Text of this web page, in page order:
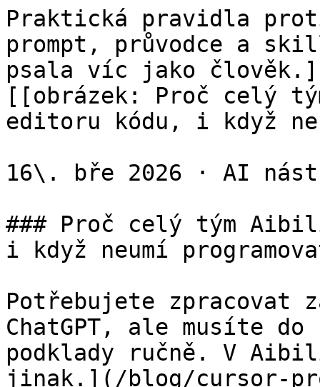
Praktická pravidla
prompt, průvodce a
psala víc jako
[[obrázek: Proč celý
editoru kódu, i když
16\. bře 2026 · AI
### Proč celý tým
i když neumí
Potřebujete zpracovat
ChatGPT, ale musíte
podklady ručně. V
jinak.](/blog/cursor-